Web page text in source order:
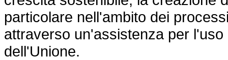
particolare nell'ambito dei
attraverso un'assistenza per
dell'Unione.